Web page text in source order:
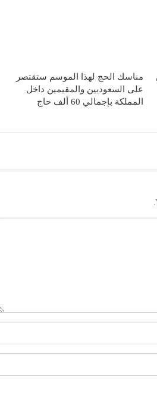
مناسك الحج لهذا الموسم ستقتصر
على السعوديين والمقيمين داخل
المملكة بإجمالي 60 ألف حاج